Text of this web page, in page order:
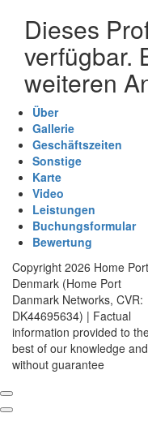
Dieses
verfügbar.
weiteren
Über
Gallerie
Geschäftszeiten
Sonstige
Karte
Video
Leistungen
Buchungsformular
Bewertung
Copyright 2026 Home Port
Denmark (Home Port
Danmark Networks, CVR:
DK44695634) | Factual
information provided to
best of our knowledge and
without guarantee